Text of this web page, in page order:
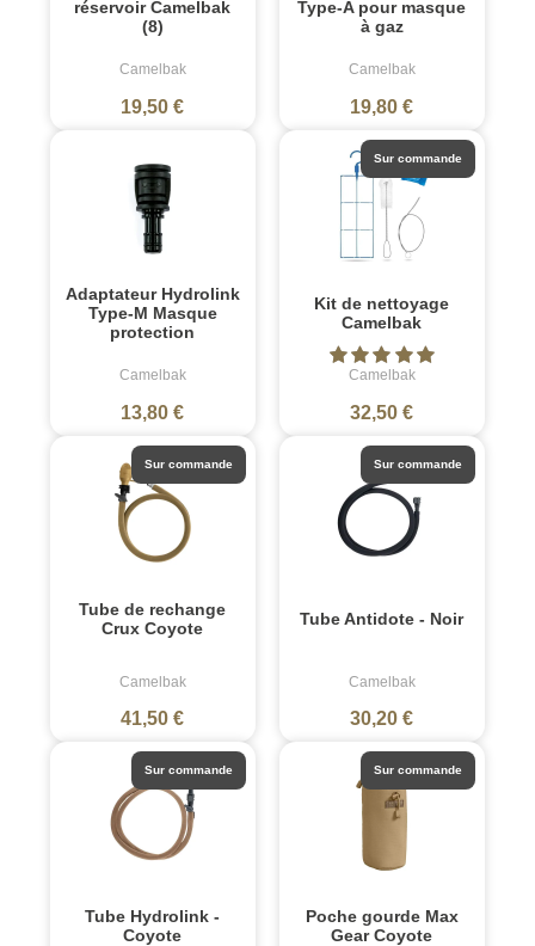
réservoir Camelbak
(8)
Camelbak
19,50 €
Type-A pour masque
à gaz
Camelbak
19,80 €
Adaptateur Hydrolink
Type-M Masque
protection
Camelbak
13,80 €
Kit de nettoyage
Camelbak
Camelbak
32,50 €
Sur commande
Tube de rechange
Crux Coyote
Camelbak
41,50 €
Sur commande
Tube Antidote - Noir
Camelbak
30,20 €
Sur commande
Tube Hydrolink -
Coyote
Sur commande
Poche gourde Max
Gear Coyote
Sur commande